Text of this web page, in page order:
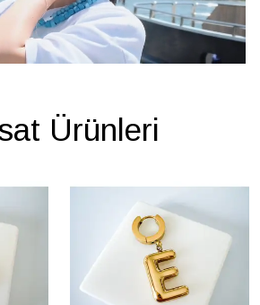
Ürünleri